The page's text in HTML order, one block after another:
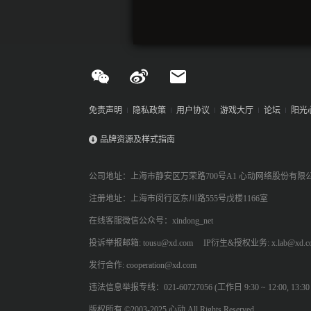
免责声明 隐私政策 用户协议 游戏大厅 论坛 阳光
品牌资源及样式指南
公司地址：上海市静安区万荣路700号A1 心动网络股份有限
注册地址：上海市闵行区东川路555号戊楼1166室
在线客服微信公众号：xindong_net
投诉举报邮箱: tousu@xd.com IP衍生&授权业务:
发行合作: cooperation@xd.com
违法信息举报专线：021-60727056 (工作日 9:30 ~ 12:00, 13:30